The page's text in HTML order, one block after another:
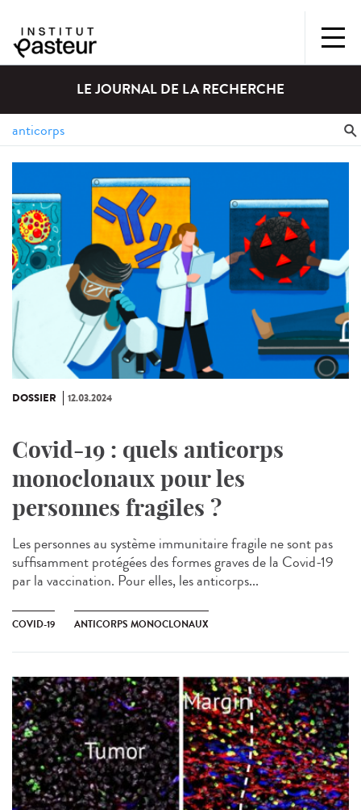
LE JOURNAL DE LA RECHERCHE
DOSSIER 12.03.2024
Covid-19 : quels anticorps
monoclonaux pour les
personnes fragiles ?
Les personnes au système immunitaire fragile ne sont pas
suffisamment protégées des formes graves de la Covid-19
par la vaccination. Pour elles, les anticorps...
COVID-19 ANTICORPS MONOCLONAUX